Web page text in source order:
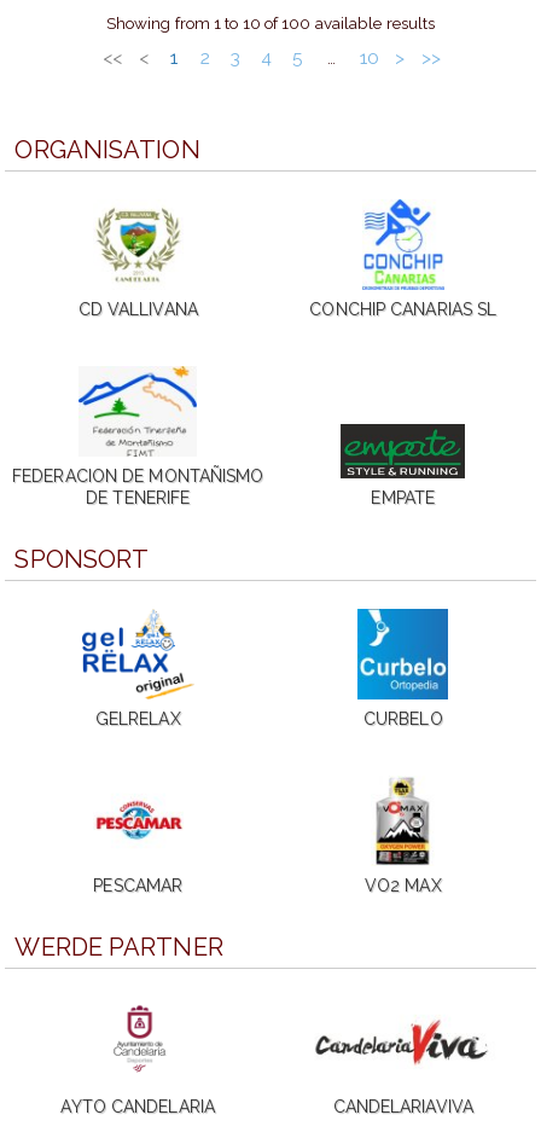
Showing from 1 to 10 of 100 available results
<< < 1 2 3 4 5 … 10 > >>
ORGANISATION
CD VALLIVANA CONCHIP CANARIAS SL
FEDERACION DE MONTAÑISMO
DE TENERIFE
EMPATE
SPONSORT
GELRELAX CURBELO
PESCAMAR VO2 MAX
WERDE PARTNER
AYTO CANDELARIA CANDELARIAVIVA